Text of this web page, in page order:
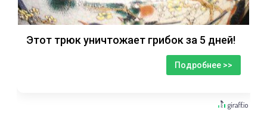
Этот трюк уничтожает грибок за 5 дней!
Подробнее >>